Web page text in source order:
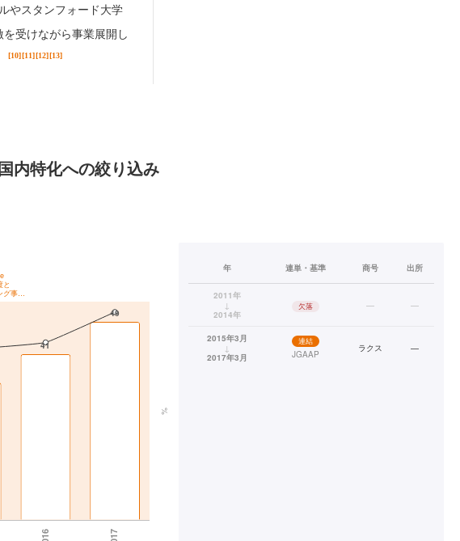
やスタンフォード大学
受けながら事業展開し
[10][11][12][13]
内特化への絞り込み
年
連単・基準 商号 出所
2011年
↓
2014年
欠落 — —
2015年3月
↓
2017年3月
連結
JGAAP
ラクス —